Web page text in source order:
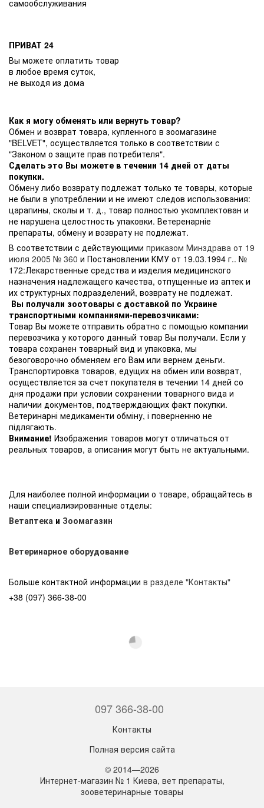
самообслуживания
ПРИВАТ 24
Вы можете оплатить товар
в любое время суток,
не выходя из дома
Как я могу обменять или вернуть товар?
Обмен и возврат товара, купленного в зоомагазине
"BELVET", осуществляется только в соответствии с
"Законом о защите прав потребителя".
Сделать это Вы можете в течении 14 дней от даты
покупки.
Обмену либо возврату подлежат только те товары, которые
не были в употреблении и не имеют следов использования:
царапины, сколы и т. д., товар полностью укомплектован и
не нарушена целостность упаковки. Ветеренарніе
препараты, обмену и возврату не подлежат.
В соответствии с действующими приказом Минздрава от 19
июля 2005 № 360 и Постановлении КМУ от 19.03.1994 г.. №
172:Лекарственные средства и изделия медицинского
назначения надлежащего качества, отпущенные из аптек и
их структурных подразделений, возврату не подлежат.
Вы получали зоотовары с доставкой по Украине
транспортными компаниями-перевозчиками:
Товар Вы можете отправить обратно с помощью компании
перевозчика у которого данный товар Вы получали. Если у
товара сохранен товарный вид и упаковка, мы
безоговорочно обменяем его Вам или вернем деньги.
Транспортировка товаров, едущих на обмен или возврат,
осуществляется за счет покупателя в течении 14 дней со
дня продажи при условии сохранении товарного вида и
наличии документов, подтверждающих факт покупки.
Ветеринарні медикаменти обміну, і поверненню не
підлягають.
Внимание! Изображения товаров могут отличаться от
реальных товаров, а описания могут быть не актуальными.
Для наиболее полной информации о товаре, обращайтесь в
наши специализированные отделы:
Ветаптека и Зоомагазин
Ветеринарное оборудование
Больше контактной информации в разделе "Контакты"
+38 (097) 366-38-00
097 366-38-00
Контакты
Полная версия сайта
© 2014—2026
Интернет-магазин № 1 Киева, вет препараты,
зооветеринарные товары